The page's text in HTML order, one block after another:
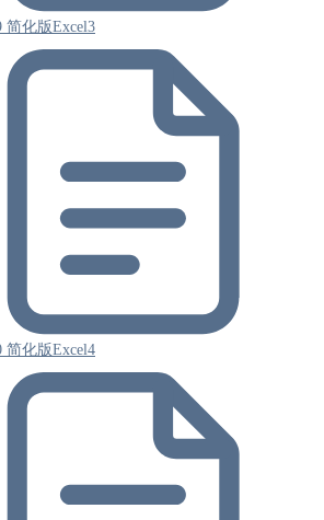
简化版Excel3
简化版Excel4